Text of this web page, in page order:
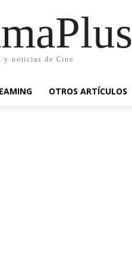
y noticias de Cine
OTROS ARTÍCULOS